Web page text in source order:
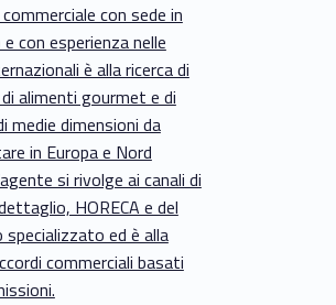
con sede in
con esperienza nelle
è alla ricerca di
alimenti gourmet e di
medie dimensioni da
in Europa e Nord
si rivolge ai canali di
HORECA e del
specializzato ed è alla
commerciali basati